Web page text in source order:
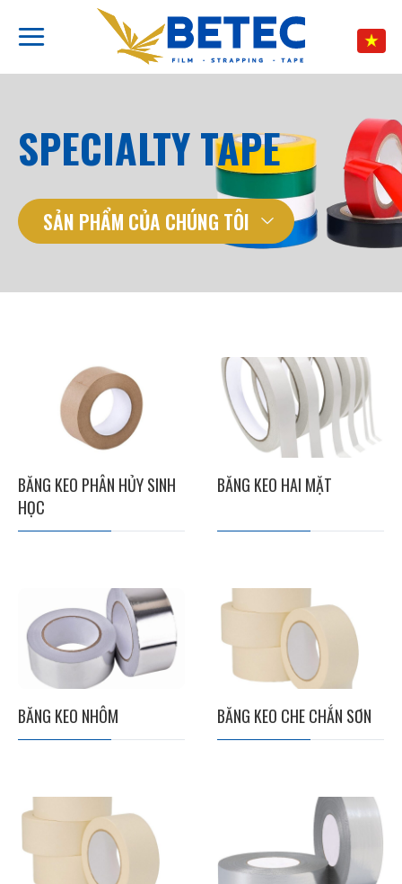
đến
nội
SPECIALTY TAPE
SẢN PHẨM CỦA CHÚNG TÔI
BĂNG KEO PHÂN HỦY SINH
HỌC
BĂNG KEO HAI MẶT
BĂNG KEO NHÔM BĂNG KEO CHE CHẮN SƠN